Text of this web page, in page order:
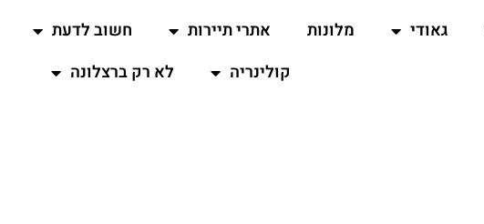
גאודי מלונות אתרי תיירות חשוב לדעת
קולינריה
לא רק ברצלונה